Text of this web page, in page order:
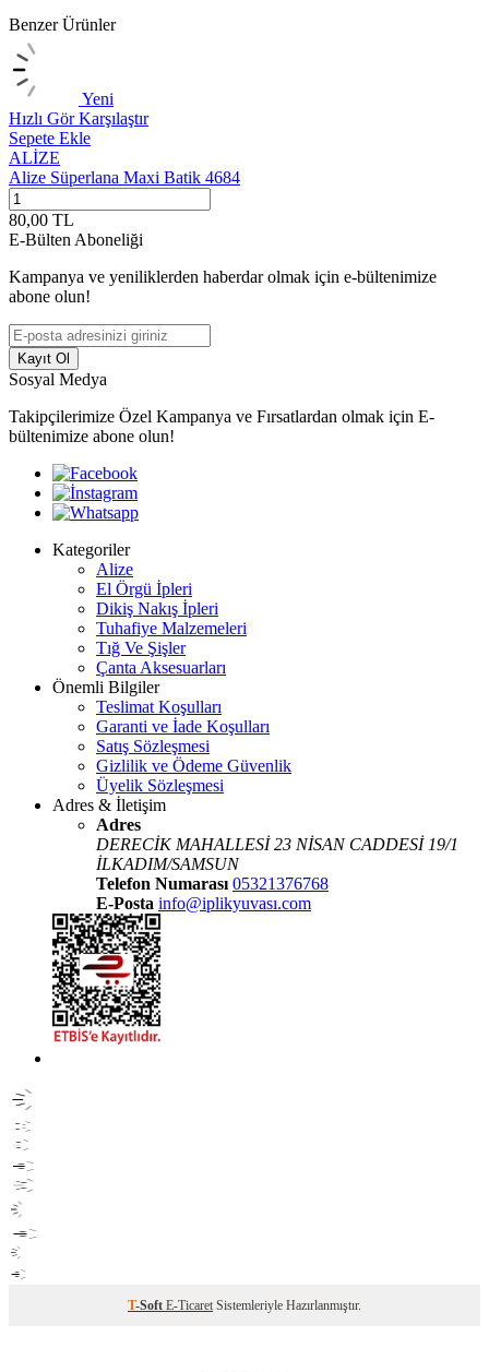
Benzer Ürünler
Yeni
Hızlı GörKarşılaştır
Sepete Ekle
ALİZE
Alize Süperlana Maxi Batik 4684
80,00 TL
E-Bülten Aboneliği
Kampanya ve yeniliklerden haberdar olmak için e-bültenimize
abone olun!
Kayıt Ol
Sosyal Medya
Takipçilerimize Özel Kampanya ve Fırsatlardan olmak için E-
bültenimize abone olun!
Kategoriler
Alize
El Örgü İpleri
Dikiş Nakış İpleri
Tuhafiye Malzemeleri
Tığ Ve Şişler
Çanta Aksesuarları
Önemli Bilgiler
Teslimat Koşulları
Garanti ve İade Koşulları
Satış Sözleşmesi
Gizlilik ve Ödeme Güvenlik
Üyelik Sözleşmesi
Adres & İletişim
Adres
DERECİK MAHALLESİ 23 NİSAN CADDESİ 19/1
İLKADIM/SAMSUN
Telefon Numarası 05321376768
E-Posta info@iplikyuvası.com
T-Soft E-Ticaret Sistemleriyle Hazırlanmıştır.